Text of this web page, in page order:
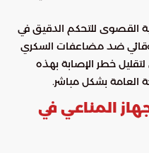
القصوى للتحكم الدقيق في
ضد مضاعفات السكري
خطر الإصابة بهذه
العامة بشكل مباشر.
المناعي في